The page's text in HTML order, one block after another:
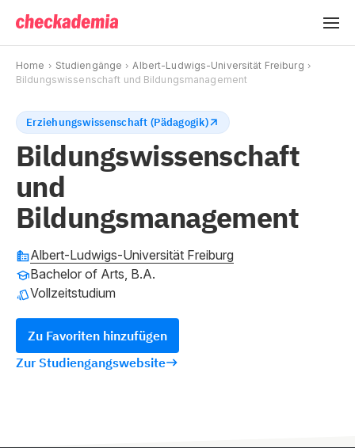
Home Studiengänge
Albert-Ludwigs-Universität Freiburg
Bildungswissenschaft und Bildungsmanagement
Erziehungswissenschaft (Pädagogik)
Bildungswissenschaft
und
Bildungsmanagement
Albert-Ludwigs-Universität Freiburg
Bachelor of Arts, B.A.
Vollzeitstudium
Zu Favoriten hinzufügen
Zur Studiengangswebsite